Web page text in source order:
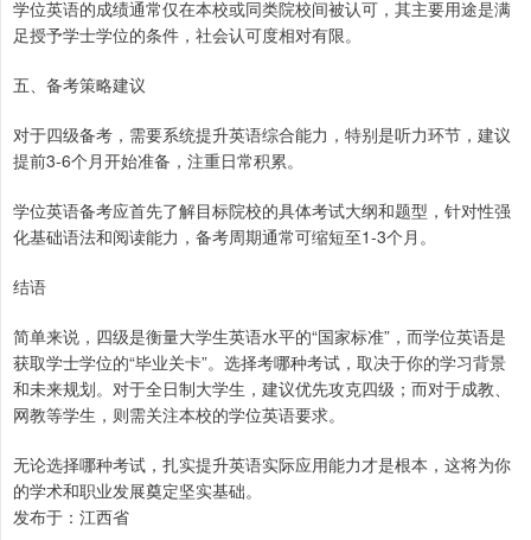
学位英语的成绩通常仅在本校或同类院校间被认可，其主要用途是满
足授予学士学位的条件，社会认可度相对有限。
五、备考策略建议
对于四级备考，需要系统提升英语综合能力，特别是听力环节，建议
提前3-6个月开始准备，注重日常积累。
学位英语备考应首先了解目标院校的具体考试大纲和题型，针对性强
化基础语法和阅读能力，备考周期通常可缩短至1-3个月。
结语
简单来说，四级是衡量大学生英语水平的“国家标准”，而学位英语是
获取学士学位的“毕业关卡”。选择考哪种考试，取决于你的学习背景
和未来规划。对于全日制大学生，建议优先攻克四级；而对于成教、
网教等学生，则需关注本校的学位英语要求。
无论选择哪种考试，扎实提升英语实际应用能力才是根本，这将为你
的学术和职业发展奠定坚实基础。
发布于：江西省